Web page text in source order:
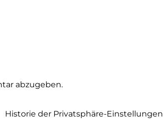
abzugeben.
Historie der Privatsphäre-Einstellungen